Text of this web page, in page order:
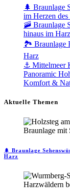
🌲 Braunlage
im Herzen
🚠 Braunlage
hinaus im Harz
🏞️ Braunlage
Harz
⚓ Mittelmeer
Panoramic
Komfort &
Aktuelle Themen
🌲 Braunlage
Harz